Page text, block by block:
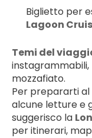
Biglietto per
Lagoon
Temi del
mozzafiato.
Per prepararti al
alcune letture e
suggerisco la
per itinerari,